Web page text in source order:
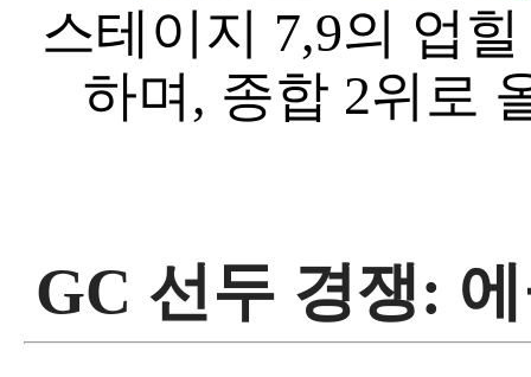
스테이지 7,9의 업
하며, 종합 2위로
GC 선두 경쟁: